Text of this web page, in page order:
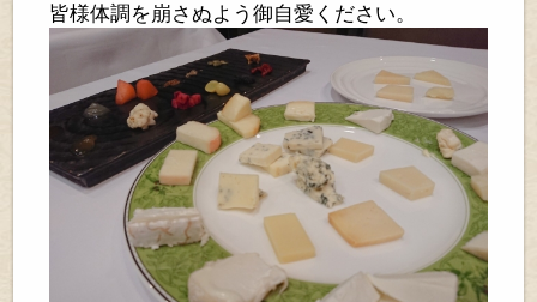
皆様体調を崩さぬよう御自愛ください。